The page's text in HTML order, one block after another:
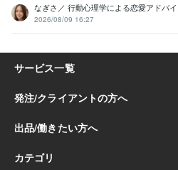
なぎさ／ 行動心理学による恋愛アドバイ
2026/08/09 16:27